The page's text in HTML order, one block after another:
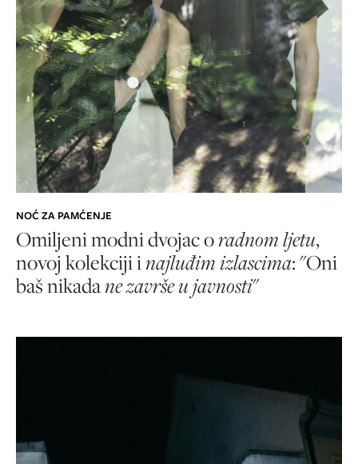
NOĆ ZA PAMĆENJE
Omiljeni modni dvojac oradnom ljetu,
novoj kolekciji inajluđim izlascima: "Oni
baš nikadane završe u javnosti"